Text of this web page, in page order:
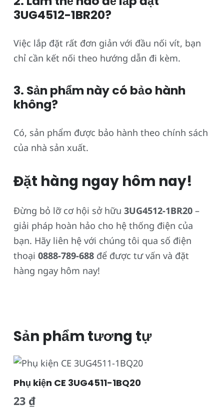
3UG4512-1BR20?
Việc lắp đặt rất đơn giản với đầu nối vít, bạn
chỉ cần kết nối theo hướng dẫn đi kèm.
3. Sản phẩm này có bảo hành
không?
Có, sản phẩm được bảo hành theo chính sách
của nhà sản xuất.
Đặt hàng ngay hôm nay!
Đừng bỏ lỡ cơ hội sở hữu 3UG4512-1BR20 –
giải pháp hoàn hảo cho hệ thống điện của
bạn. Hãy liên hệ với chúng tôi qua số điện
thoại 0888-789-688 để được tư vấn và đặt
hàng ngay hôm nay!
Sản phẩm tương tự
Phụ kiện CE 3UG4511-1BQ20
23 ₫